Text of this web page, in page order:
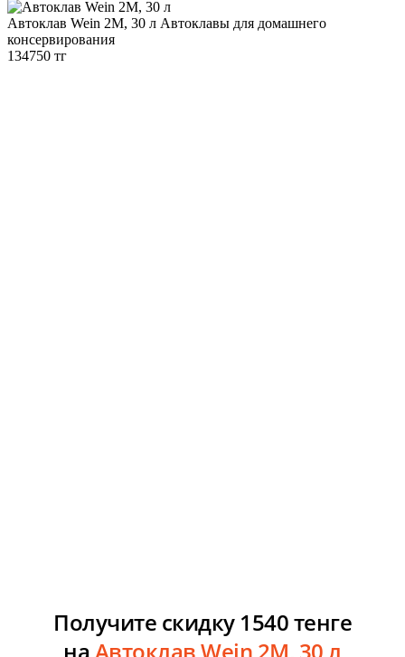
Автоклав Wein 2M, 30 л Автоклавы для домашнего
консервирования
134750 тг
Получите скидку 1540 тенге